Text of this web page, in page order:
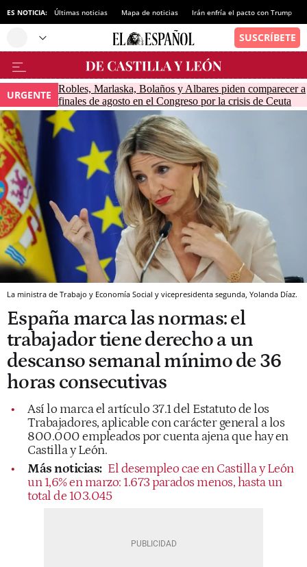
ES NOTICIA: Últimas noticias Mapa de noticias Irán enfría el pacto con Trump
URGENTE
Robles, Marlaska, Bolaños y Albares piden comparecer a
finales de agosto en el Congreso por la crisis de Ceuta
La ministra de Trabajo y Economía Social y vicepresidenta segunda, Yolanda Díaz.
España marca las normas: el
trabajador tiene derecho a un
descanso semanal mínimo de 36
horas consecutivas
Así lo marca el artículo 37.1 del Estatuto de los
Trabajadores, aplicable con carácter general a los
800.000 empleados por cuenta ajena que hay en
Castilla y León.
Más noticias: El desempleo cae en Castilla y León
un 1,6% en marzo: 1.673 parados menos, hasta un
total de 103.045